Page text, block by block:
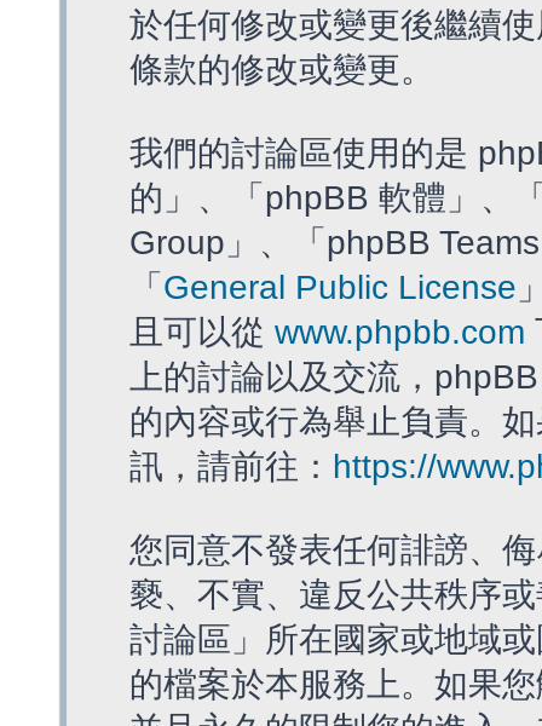
於任何修改或變更後繼續
條款的修改或變更。
我們的討論區使用的是
的」、「phpBB 軟體」、
Group」、「phpBB
「 General Public License
且可以從 www.phpbb.com
上的討論以及交流，
的內容或行為舉止負責。
訊，請前往： https://
您同意不發表任何誹謗、
褻、不實、違反公共秩序
討論區」所在國家或地域
的檔案於本服務上。如果